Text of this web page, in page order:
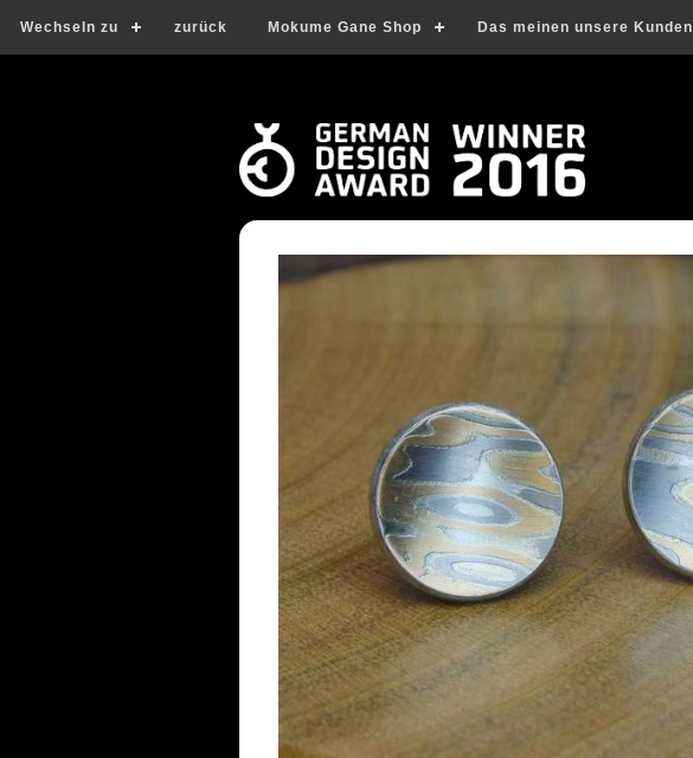
Wechseln zu zurück Mokume Gane Shop Das meinen unsere Kunden